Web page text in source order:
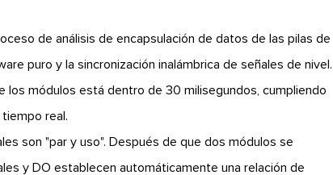
de análisis de encapsulación de datos de las pilas de
puro y la sincronización inalámbrica de señales de nivel.
los módulos está dentro de 30 milisegundos, cumpliendo
real.
son "par y uso". Después de que dos módulos se
y DO establecen automáticamente una relación de